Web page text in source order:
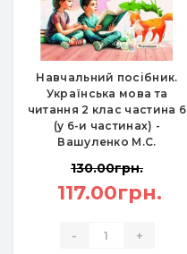
Навчальний посібник.
Українська мова та
читання 2 клас частина 6
(у 6-и частинах) -
Вашуленко М.С.
130.00грн.
117.00грн.
- +